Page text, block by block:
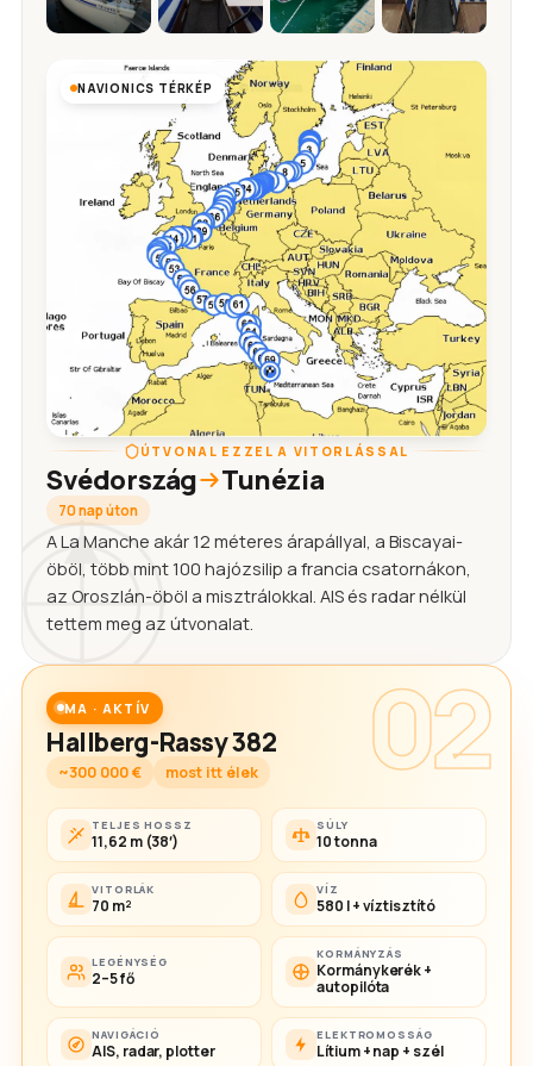
NAVIONICS TÉRKÉP
ÚTVONAL EZZEL A VITORLÁSSAL
Svédország Tunézia
70 nap úton
A La Manche akár 12 méteres árapállyal, a Biscayai-
öböl, több mint 100 hajózsilip a francia csatornákon,
az Oroszlán-öböl a misztrálokkal. AIS és radar nélkül
tettem meg az útvonalat.
02
MA · AKTÍV
Hallberg-Rassy 382
~300 000 € most itt élek
TELJES HOSSZ
11,62 m (38′)
SÚLY
10 tonna
VITORLÁK
70 m²
VÍZ
580 l + víztisztító
LEGÉNYSÉG
2–5 fő
KORMÁNYZÁS
Kormánykerék +
autopilóta
NAVIGÁCIÓ
AIS, radar, plotter
ELEKTROMOSSÁG
Lítium + nap + szél